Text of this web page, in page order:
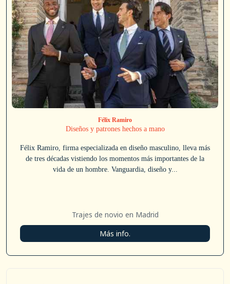
Félix Ramiro
Diseños y patrones hechos a mano
Félix Ramiro, firma especializada en diseño masculino, lleva más
de tres décadas vistiendo los momentos más importantes de la
vida de un hombre. Vanguardia, diseño y...
Trajes de novio en Madrid
Más info.